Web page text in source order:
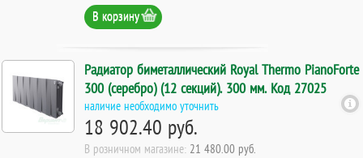
В корзину
Радиатор биметаллический Royal Thermo PianoForte
300 (серебро) (12 секций). 300 мм. Код 27025
наличие необходимо уточнить
18 902.40 руб.
В розничном магазине: 21 480.00 руб.